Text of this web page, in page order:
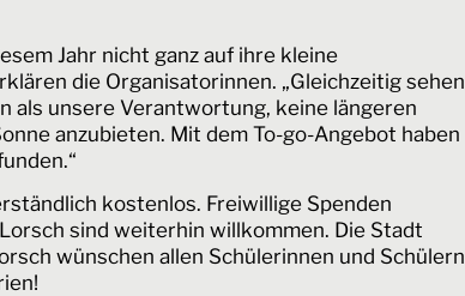
Jahr nicht ganz auf ihre kleine
die Organisatorinnen. „Gleichzeitig sehen
als unsere Verantwortung, keine längeren
anzubieten. Mit dem To-go-Angebot haben
kostenlos. Freiwillige Spenden
sind weiterhin willkommen. Die Stadt
wünschen allen Schülerinnen und Schülern